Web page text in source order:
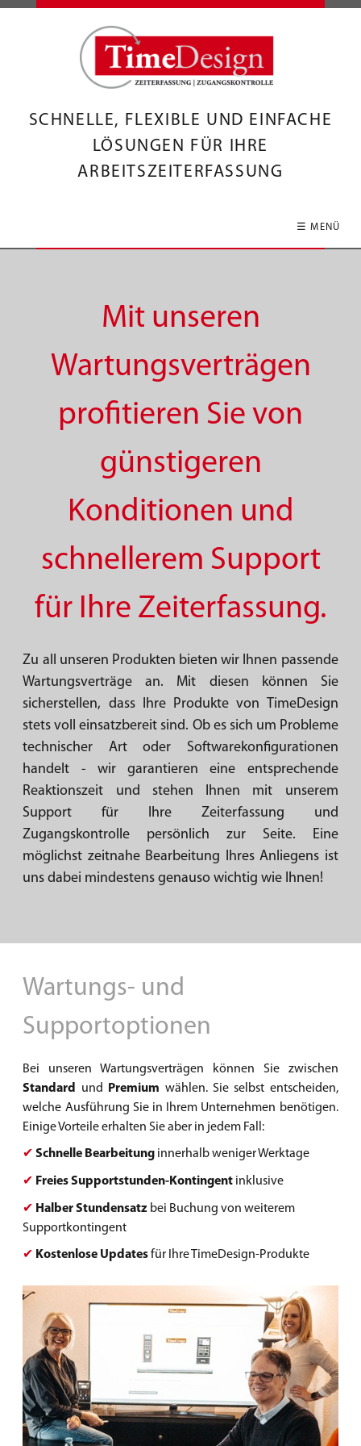
SCHNELLE, FLEXIBLE UND EINFACHE
LÖSUNGEN FÜR IHRE
ARBEITSZEITERFASSUNG
☰ MENÜ
Mit unseren
Wartungsverträgen
profitieren Sie von
günstigeren
Konditionen und
schnellerem Support
für Ihre Zeiterfassung.
Zu all unseren Produkten bieten wir Ihnen passende
Wartungsverträge an. Mit diesen können Sie
sicherstellen, dass Ihre Produkte von TimeDesign
stets voll einsatzbereit sind. Ob es sich um Probleme
technischer Art oder Softwarekonfigurationen
handelt - wir garantieren eine entsprechende
Reaktionszeit und stehen Ihnen mit unserem
Support für Ihre Zeiterfassung und
Zugangskontrolle persönlich zur Seite. Eine
möglichst zeitnahe Bearbeitung Ihres Anliegens ist
uns dabei mindestens genauso wichtig wie Ihnen!
Wartungs- und
Supportoptionen
Bei unseren Wartungsverträgen können Sie zwischen
Standard
und Premium wählen. Sie selbst entscheiden,
welche Ausführung Sie in Ihrem Unternehmen benötigen.
Einige Vorteile erhalten Sie aber in jedem Fall:
✔ Schnelle Bearbeitung innerhalb weniger Werktage
✔ Freies Supportstunden-Kontingent inklusive
✔ Halber Stundensatz bei Buchung von weiterem
Supportkontingent
✔ Kostenlose Updatesfür Ihre TimeDesign-Produkte